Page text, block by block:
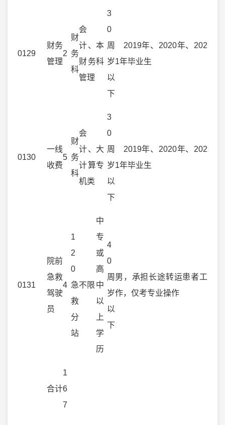
0129
财务
管理
2
财
务
科
会
计、
财务
管理
本
科
3
0
周
岁
以
下
2019年、2020年、202
1年毕业生
0130
一线
收费
5
财
务
科
会
计、
计算
机类
大
专
3
0
周
岁
以
下
2019年、2020年、202
1年毕业生
0131
院前
急救
驾驶
员
4
1
2
0
急
救
分
站
不限
中
专
或
高
中
以
上
学
历
4
0
周
岁
以
下
男，承担长途转运患者工
作，仅考专业操作
合计
1
6
7